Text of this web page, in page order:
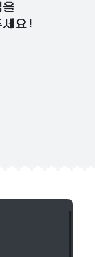
요!